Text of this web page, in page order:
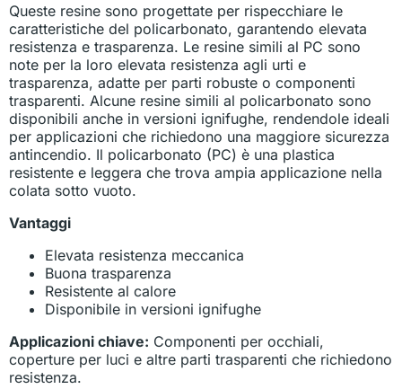
Queste resine sono progettate per rispecchiare le
caratteristiche del policarbonato, garantendo elevata
resistenza e trasparenza. Le resine simili al PC sono
note per la loro elevata resistenza agli urti e
trasparenza, adatte per parti robuste o componenti
trasparenti. Alcune resine simili al policarbonato sono
disponibili anche in versioni ignifughe, rendendole ideali
per applicazioni che richiedono una maggiore sicurezza
antincendio. Il policarbonato (PC) è una plastica
resistente e leggera che trova ampia applicazione nella
colata sotto vuoto.
Vantaggi
Elevata resistenza meccanica
Buona trasparenza
Resistente al calore
Disponibile in versioni ignifughe
Applicazioni chiave: Componenti per occhiali,
coperture per luci e altre parti trasparenti che richiedono
resistenza.